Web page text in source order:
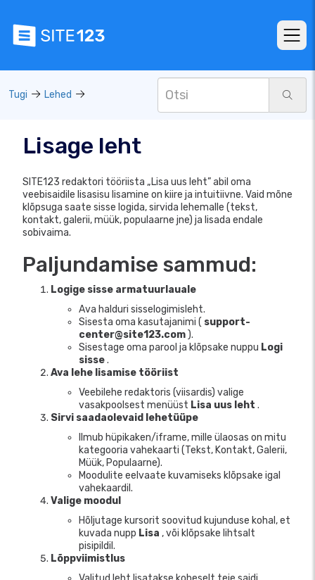
Tugi Lehed
Lisage leht
SITE123 redaktori tööriista „Lisa uus leht” abil oma
veebisaidile lisasisu lisamine on kiire ja intuitiivne. Vaid mõne
klõpsuga saate sisse logida, sirvida lehemalle (tekst,
kontakt, galerii, müük, populaarne jne) ja lisada endale
sobivaima.
Paljundamise sammud:
Logige sisse armatuurlauale
Ava halduri sisselogimisleht.
Sisesta oma kasutajanimi ( support-
center@site123.com).
Sisestage oma parool ja klõpsake nuppu Logi
sisse.
Ava lehe lisamise tööriist
Veebilehe redaktoris (viisardis) valige
vasakpoolsest menüüst Lisa uus leht .
Sirvi saadaolevaid lehetüüpe
Ilmub hüpikaken/iframe, mille ülaosas on mitu
kategooria vahekaarti (Tekst, Kontakt, Galerii,
Müük, Populaarne).
Moodulite eelvaate kuvamiseks klõpsake igal
vahekaardil.
Valige moodul
Hõljutage kursorit soovitud kujunduse kohal, et
kuvada nupp Lisa , või klõpsake lihtsalt
pisipildil.
Lõppviimistlus